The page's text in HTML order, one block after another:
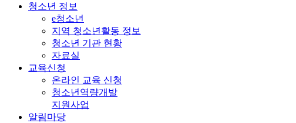
청소년 정보
e청소년
지역 청소년활동 정보
청소년 기관 현황
자료실
교육신청
온라인 교육 신청
청소년역량개발
지원사업
알림마당